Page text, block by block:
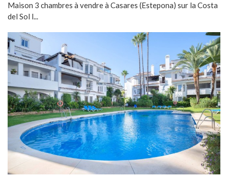
Maison 3 chambres à vendre à Casares (Estepona) sur la Costa
del Sol l...